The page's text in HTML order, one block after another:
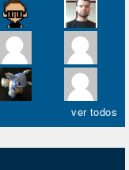
ver todos